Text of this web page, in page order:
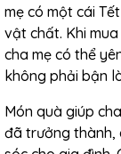
mẹ có một cái
vật chất. Khi
cha mẹ có thể
không phải bận
Món quà giúp
đã trưởng thành,